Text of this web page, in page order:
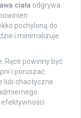
ciała odgrywa
pochyloną do
i minimalizuje
Ręce powinny być
i poruszać
lub chaotyczne
efektywności